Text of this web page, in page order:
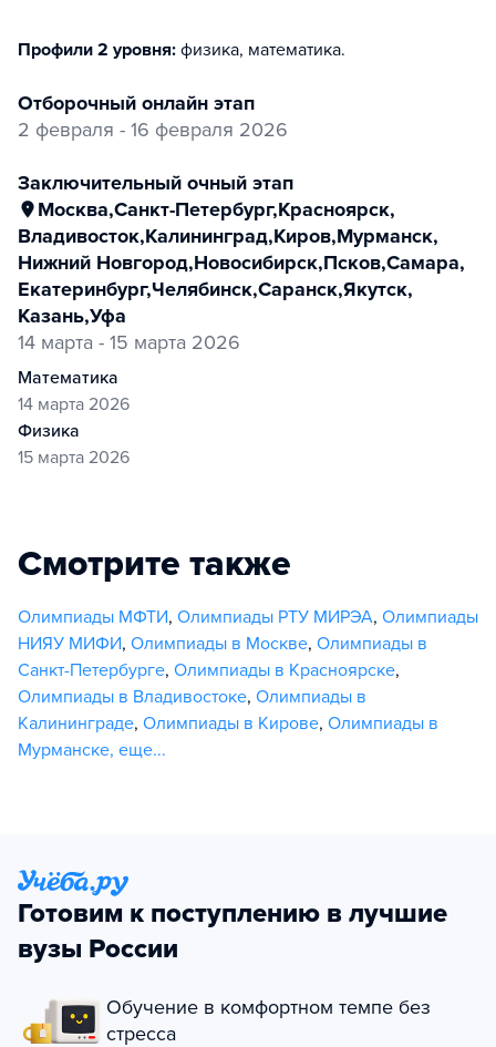
Профили 2 уровня: физика, математика.
отборочный онлайн этап
2 февраля - 16 февраля 2026
заключительный очный этап
Москва,Санкт-Петербург,Красноярск,
Владивосток,Калининград,Киров,Мурманск,
Нижний Новгород,Новосибирск,Псков,Самара,
Екатеринбург,Челябинск,Саранск,Якутск,
Казань,Уфа
14 марта - 15 марта 2026
математика
14 марта 2026
физика
15 марта 2026
Смотрите также
Олимпиады МФТИ, Олимпиады РТУ МИРЭА, Олимпиады
НИЯУ МИФИ, Олимпиады в Москве, Олимпиады в
Санкт-Петербурге, Олимпиады в Красноярске,
Олимпиады в Владивостоке, Олимпиады в
Калининграде, Олимпиады в Кирове, Олимпиады в
Мурманске, еще...
Готовим к поступлению в лучшие
вузы России
Обучение в комфортном темпе без
стресса